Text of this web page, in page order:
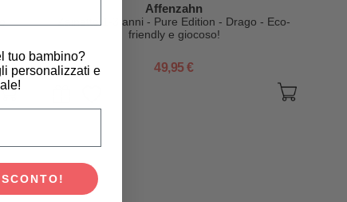
Affenzahn
Zainetto 1-3 anni - Pure Edition - Drago - Eco-
friendly e giocoso!
49,95 €
tuo bambino?
personalizzati e